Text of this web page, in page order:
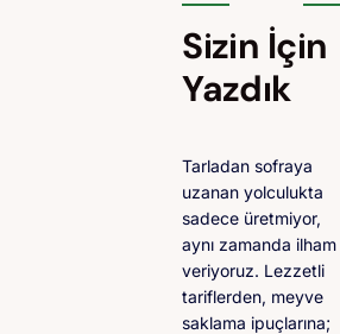
Sizin İçin
Yazdık
Tarladan sofraya
uzanan yolculukta
sadece üretmiyor,
aynı zamanda ilham
veriyoruz. Lezzetli
tariflerden, meyve
saklama ipuçlarına;